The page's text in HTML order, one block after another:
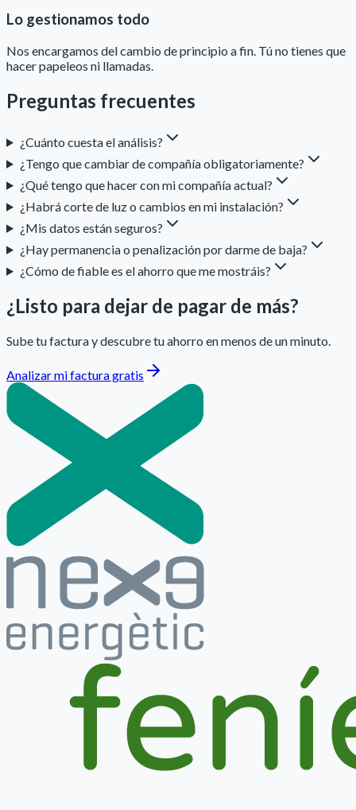
Lo gestionamos todo
Nos encargamos del cambio de principio a fin. Tú no tienes que
hacer papeleos ni llamadas.
Preguntas frecuentes
¿Cuánto cuesta el análisis?
¿Tengo que cambiar de compañía obligatoriamente?
¿Qué tengo que hacer con mi compañía actual?
¿Habrá corte de luz o cambios en mi instalación?
¿Mis datos están seguros?
¿Hay permanencia o penalización por darme de baja?
¿Cómo de fiable es el ahorro que me mostráis?
¿Listo para dejar de pagar de más?
Sube tu factura y descubre tu ahorro en menos de un minuto.
Analizar mi factura gratis